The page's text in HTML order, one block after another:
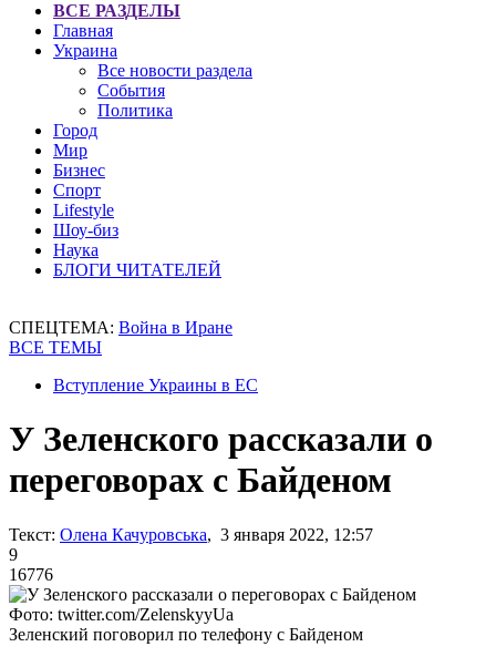
ВСЕ РАЗДЕЛЫ
Главная
Украина
Все новости раздела
События
Политика
Город
Мир
Бизнес
Спорт
Lifestyle
Шоу-биз
Наука
БЛОГИ ЧИТАТЕЛЕЙ
СПЕЦТЕМА: Война в Иране
ВСЕ ТЕМЫ
Вступление Украины в ЕС
У Зеленского рассказали о
переговорах с Байденом
Текст: Олена Качуровська, 3 января 2022, 12:57
9
16776
Фото: twitter.com/ZelenskyyUa
Зеленский поговорил по телефону с Байденом